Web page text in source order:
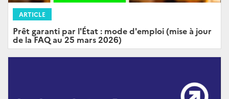
ARTICLE
Prêt garanti par l'État : mode d'emploi (mise à jour
de la FAQ au 25 mars 2026)